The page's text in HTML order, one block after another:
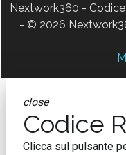
Nextwork360 -
- © 2026
close
Codice
Clicca sul pulsante